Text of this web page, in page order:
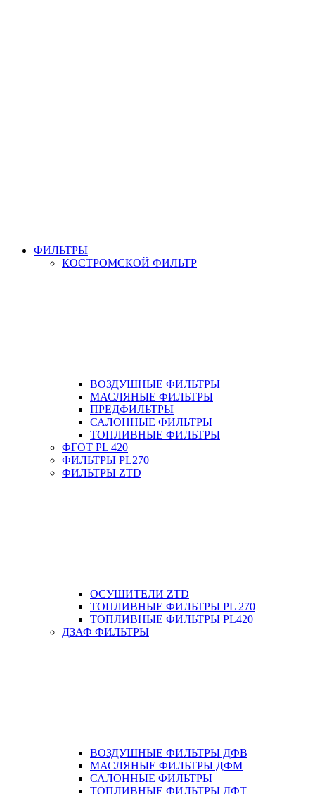
ФИЛЬТРЫ
КОСТРОМСКОЙ ФИЛЬТР
ВОЗДУШНЫЕ ФИЛЬТРЫ
МАСЛЯНЫЕ ФИЛЬТРЫ
ПРЕДФИЛЬТРЫ
САЛОННЫЕ ФИЛЬТРЫ
ТОПЛИВНЫЕ ФИЛЬТРЫ
ФГОТ PL 420
ФИЛЬТРЫ PL270
ФИЛЬТРЫ ZTD
ОСУШИТЕЛИ ZTD
ТОПЛИВНЫЕ ФИЛЬТРЫ PL 270
ТОПЛИВНЫЕ ФИЛЬТРЫ PL420
ДЗАФ ФИЛЬТРЫ
ВОЗДУШНЫЕ ФИЛЬТРЫ ДФВ
МАСЛЯНЫЕ ФИЛЬТРЫ ДФМ
САЛОННЫЕ ФИЛЬТРЫ
ТОПЛИВНЫЕ ФИЛЬТРЫ ДФТ